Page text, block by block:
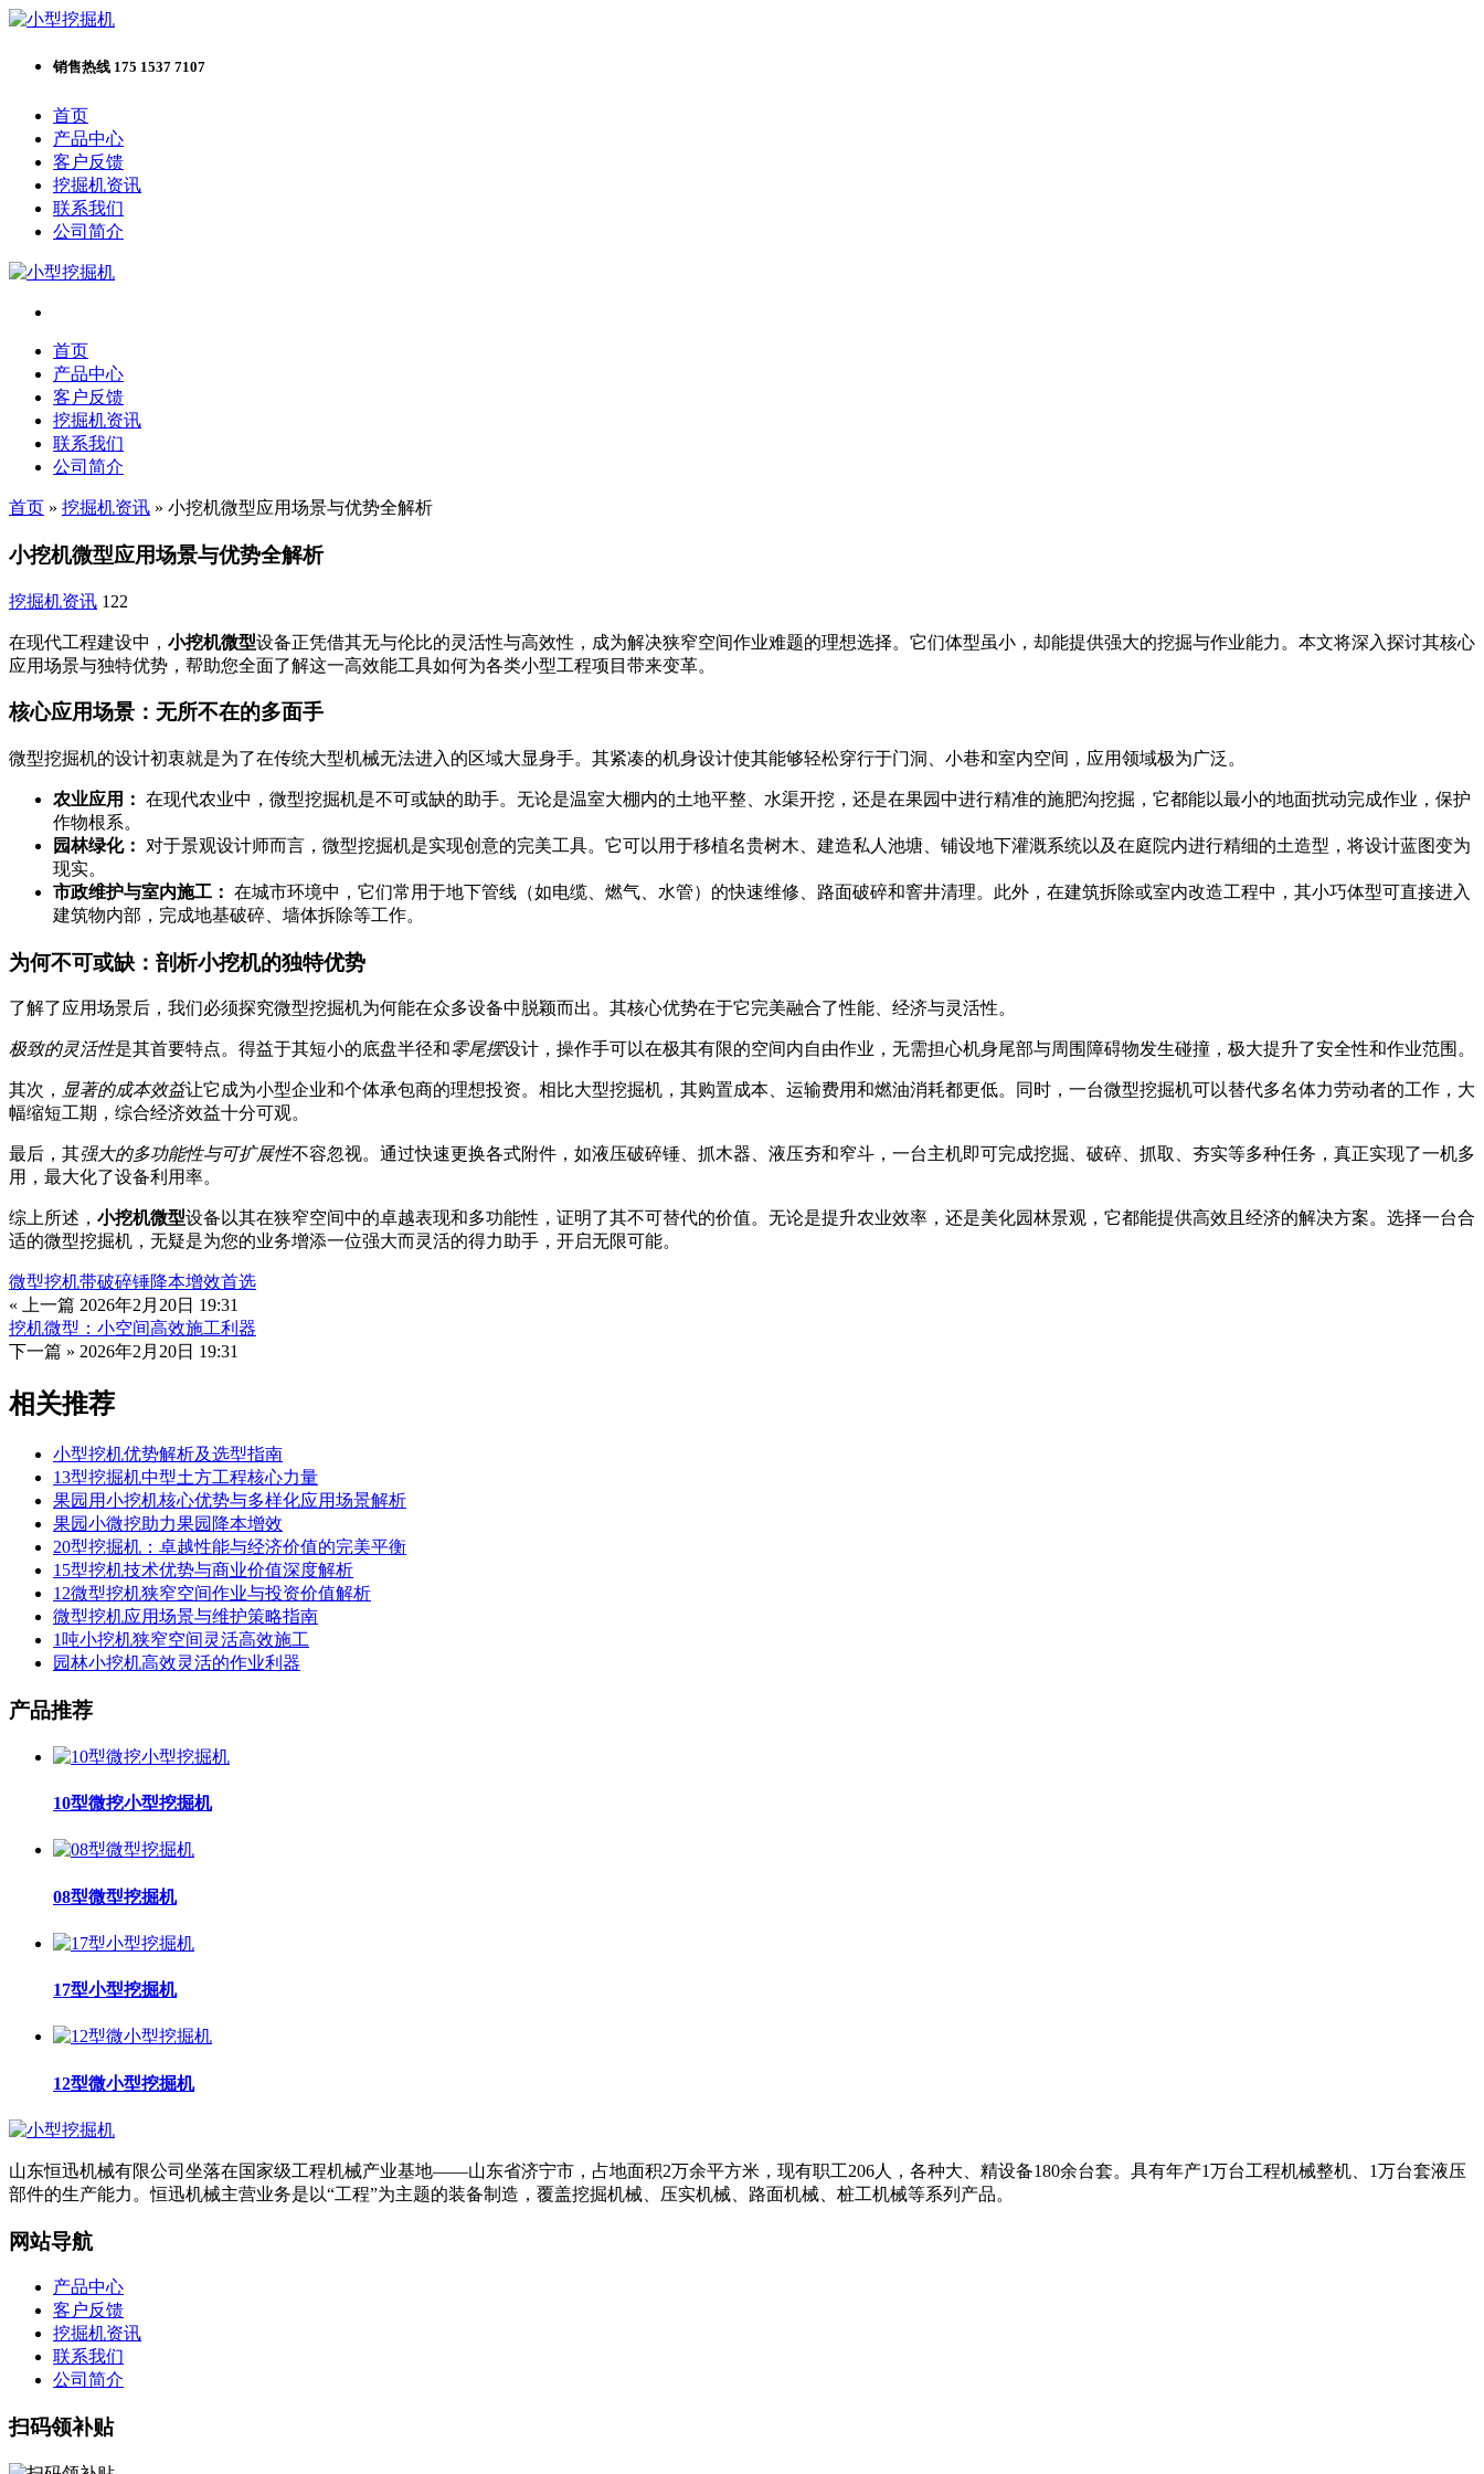
销售热线 175 1537 7107
首页
产品中心
客户反馈
挖掘机资讯
联系我们
公司简介
首页
产品中心
客户反馈
挖掘机资讯
联系我们
公司简介
首页 » 挖掘机资讯 » 小挖机微型应用场景与优势全解析
小挖机微型应用场景与优势全解析
挖掘机资讯 122
在现代工程建设中， 小挖机微型设备正凭借其无与伦比的灵活性与高效性，成为解决狭窄空间作业难题的理想选择。它们体型虽小，却能提供强大的挖掘与作业能力。本文将深入探讨其核心
应用场景与独特优势，帮助您全面了解这一高效能工具如何为各类小型工程项目带来变革。
核心应用场景：无所不在的多面手
微型挖掘机的设计初衷就是为了在传统大型机械无法进入的区域大显身手。其紧凑的机身设计使其能够轻松穿行于门洞、小巷和室内空间，应用领域极为广泛。
农业应用： 在现代农业中，微型挖掘机是不可或缺的助手。无论是温室大棚内的土地平整、水渠开挖，还是在果园中进行精准的施肥沟挖掘，它都能以最小的地面扰动完成作业，保护
作物根系。
园林绿化：
对于景观设计师而言，微型挖掘机是实现创意的完美工具。它可以用于移植名贵树木、建造私人池塘、铺设地下灌溉系统以及在庭院内进行精细的土造型，将设计蓝图变为
现实。
市政维护与室内施工： 在城市环境中，它们常用于地下管线（如电缆、燃气、水管）的快速维修、路面破碎和窨井清理。此外，在建筑拆除或室内改造工程中，其小巧体型可直接进入
建筑物内部，完成地基破碎、墙体拆除等工作。
为何不可或缺：剖析小挖机的独特优势
了解了应用场景后，我们必须探究微型挖掘机为何能在众多设备中脱颖而出。其核心优势在于它完美融合了性能、经济与灵活性。
极致的灵活性是其首要特点。得益于其短小的底盘半径和零尾摆设计，操作手可以在极其有限的空间内自由作业，无需担心机身尾部与周围障碍物发生碰撞，极大提升了安全性和作业范围。
其次， 显著的成本效益让它成为小型企业和个体承包商的理想投资。相比大型挖掘机，其购置成本、运输费用和燃油消耗都更低。同时，一台微型挖掘机可以替代多名体力劳动者的工作，大
幅缩短工期，综合经济效益十分可观。
最后，其强大的多功能性与可扩展性不容忽视。通过快速更换各式附件，如液压破碎锤、抓木器、液压夯和窄斗，一台主机即可完成挖掘、破碎、抓取、夯实等多种任务，真正实现了一机多
用，最大化了设备利用率。
综上所述， 小挖机微型设备以其在狭窄空间中的卓越表现和多功能性，证明了其不可替代的价值。无论是提升农业效率，还是美化园林景观，它都能提供高效且经济的解决方案。选择一台合
适的微型挖掘机，无疑是为您的业务增添一位强大而灵活的得力助手，开启无限可能。
微型挖机带破碎锤降本增效首选
« 上一篇 2026年2月20日 19:31
挖机微型：小空间高效施工利器
下一篇 » 2026年2月20日 19:31
相关推荐
小型挖机优势解析及选型指南
13型挖掘机中型土方工程核心力量
果园用小挖机核心优势与多样化应用场景解析
果园小微挖助力果园降本增效
20型挖掘机：卓越性能与经济价值的完美平衡
15型挖机技术优势与商业价值深度解析
12微型挖机狭窄空间作业与投资价值解析
微型挖机应用场景与维护策略指南
1吨小挖机狭窄空间灵活高效施工
园林小挖机高效灵活的作业利器
产品推荐
10型微挖小型挖掘机
08型微型挖掘机
17型小型挖掘机
12型微小型挖掘机
山东恒迅机械有限公司坐落在国家级工程机械产业基地——山东省济宁市，占地面积2万余平方米，现有职工206人，各种大、精设备180余台套。具有年产1万台工程机械整机、1万台套液压
部件的生产能力。恒迅机械主营业务是以“工程”为主题的装备制造，覆盖挖掘机械、压实机械、路面机械、桩工机械等系列产品。
网站导航
产品中心
客户反馈
挖掘机资讯
联系我们
公司简介
扫码领补贴